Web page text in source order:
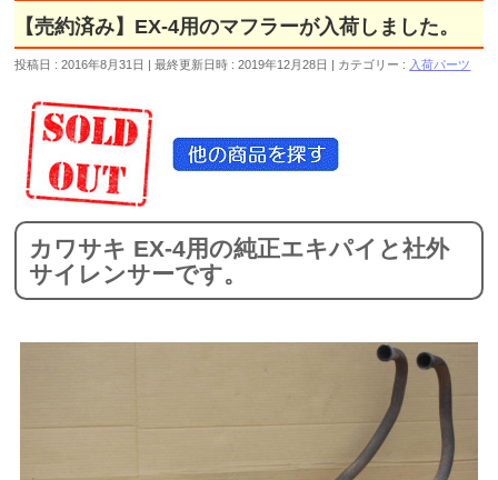
【売約済み】EX-4用のマフラーが入荷しました。
投稿日 : 2016年8月31日 最終更新日時 : 2019年12月28日 カテゴリー : 入荷パーツ
カワサキ EX-4用の純正エキパイと社外
サイレンサーです。